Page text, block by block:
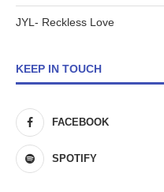
JYL- Reckless Love
KEEP IN TOUCH
FACEBOOK
SPOTIFY